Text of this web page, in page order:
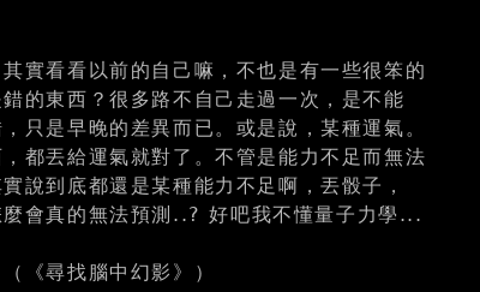
實看看以前的自己嘛，不也是有一些很笨的
的東西？很多路不自己走過一次，是不能
只是早晚的差異而已。或是說，某種運氣。
都丟給運氣就對了。不管是能力不足而無法
說到底都還是某種能力不足啊，丟骰子，
會真的無法預測..? 好吧我不懂量子力學...
《尋找腦中幻影》）